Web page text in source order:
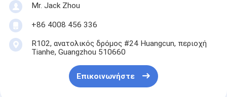
Mr. Jack Zhou
+86 4008 456 336
R102, ανατολικός δρόμος #24 Huangcun, περιοχή
Tianhe, Guangzhou 510660
Επικοινωνήστε